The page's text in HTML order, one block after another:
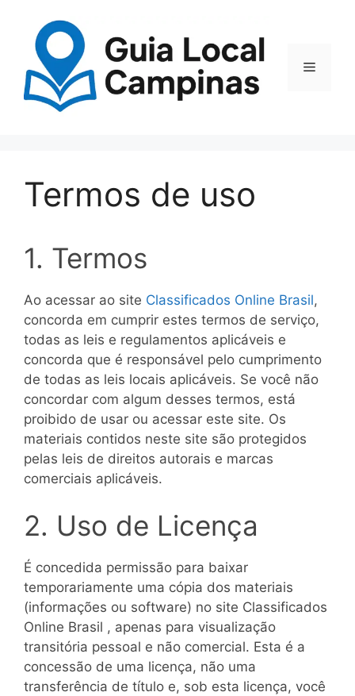
Termos de uso
1. Termos
Ao acessar ao site Classificados Online Brasil,
concorda em cumprir estes termos de serviço,
todas as leis e regulamentos aplicáveis ​​e
concorda que é responsável pelo cumprimento
de todas as leis locais aplicáveis. Se você não
concordar com algum desses termos, está
proibido de usar ou acessar este site. Os
materiais contidos neste site são protegidos
pelas leis de direitos autorais e marcas
comerciais aplicáveis.
2. Uso de Licença
É concedida permissão para baixar
temporariamente uma cópia dos materiais
(informações ou software) no site Classificados
Online Brasil , apenas para visualização
transitória pessoal e não comercial. Esta é a
concessão de uma licença, não uma
transferência de título e, sob esta licença, você